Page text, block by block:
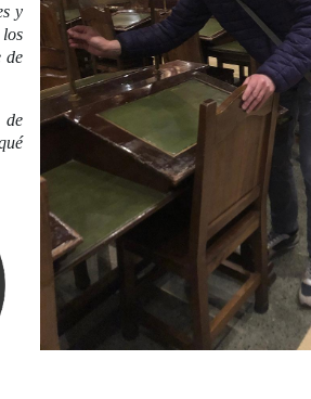
y
de
, de